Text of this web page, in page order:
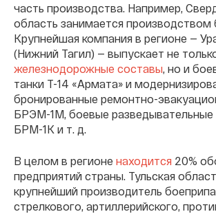
часть производства. Например,
область занимается производством
Крупнейшая компания в регионе —
(Нижний Тагил) — выпускает не
железнодорожные составы, но и
танки Т-14 «Армата» и
бронированные ремонтно-
БРЭМ-1М, боевые
БРМ-1К и т. д.
В целом в регионе находится 20%
предприятий страны. Тульская
крупнейший производитель
стрелкового, артиллерийского,